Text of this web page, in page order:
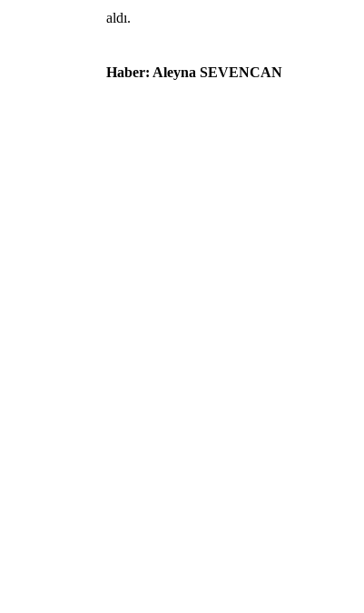
aldı.
Haber: Aleyna SEVENCAN